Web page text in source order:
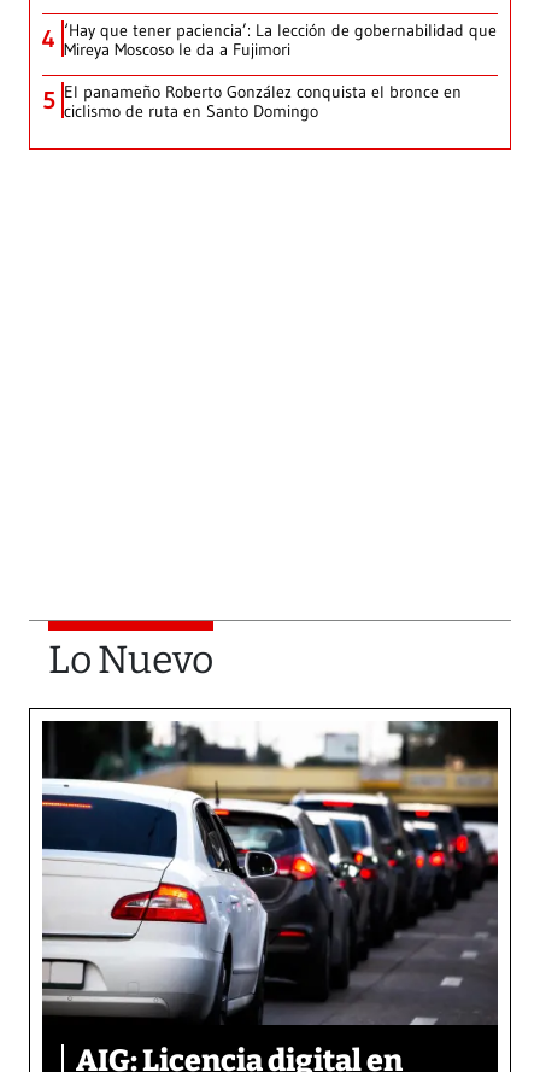
4 ‘Hay que tener paciencia’: La lección de gobernabilidad que
Mireya Moscoso le da a Fujimori
5 El panameño Roberto González conquista el bronce en
ciclismo de ruta en Santo Domingo
Lo Nuevo
AIG: Licencia digital en